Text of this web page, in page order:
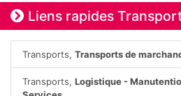
Liens rapides
Transports,Transports de
Transports,Logistique -